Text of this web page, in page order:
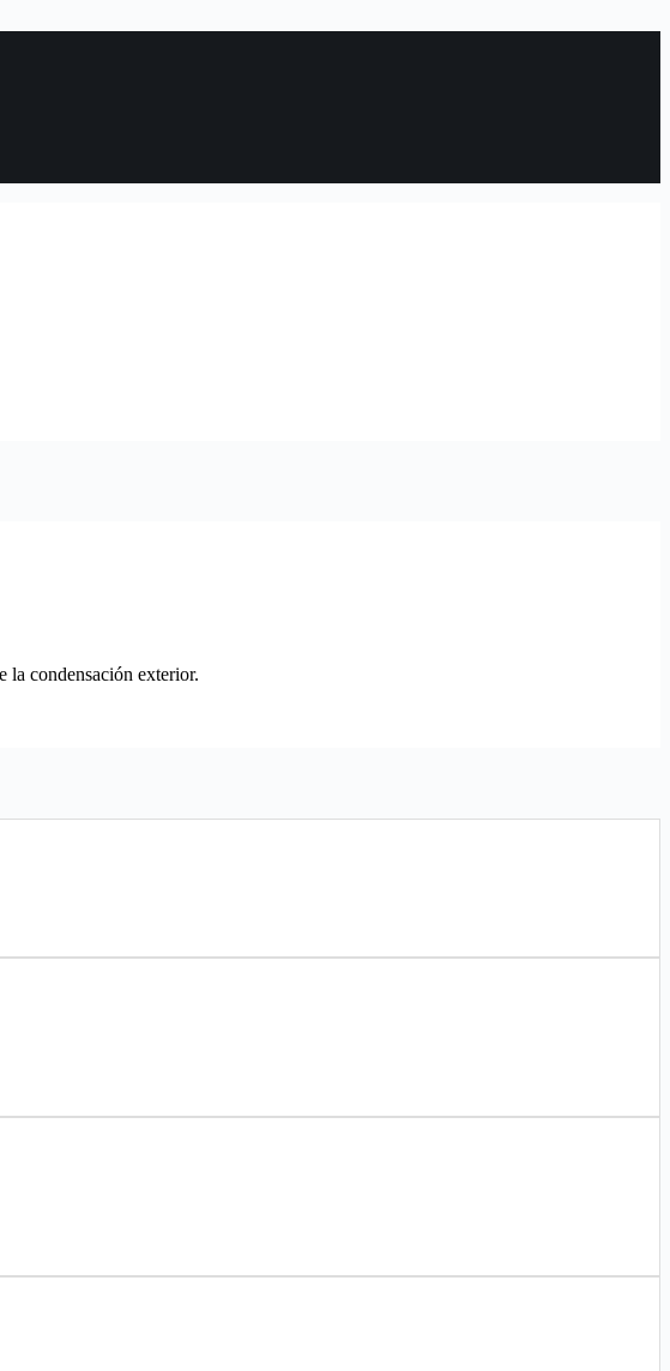
la condensación exterior.